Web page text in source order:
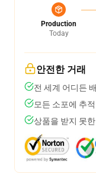
Production
Today
안전한 거래
전 세계 어디든
모든 소포에 추
상품을 받지 못